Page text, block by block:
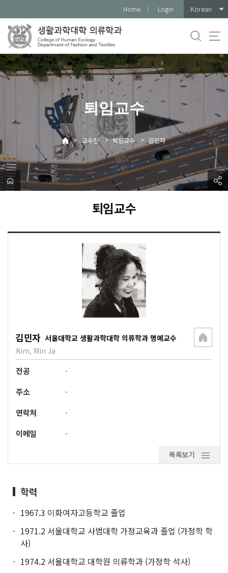
로
메
뉴
Home Login Korean
퇴임교수
> 교수진 > 퇴임교수 > 김민자
퇴임교수
김민자 서울대학교 생활과학대학 의류학과 명예교수
Kim, Min Ja
전공 -
주소 -
연락처 -
이메일 -
목록보기
학력
1967.3 이화여자고등학교 졸업
1971.2 서울대학교 사범대학 가정교육과 졸업 (가정학 학
사)
1974.2 서울대학교 대학원 의류학과 (가정학 석사)